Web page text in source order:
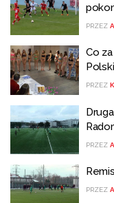
PRZEZ
Co
PRZEZ
PRZEZ
PRZEZ